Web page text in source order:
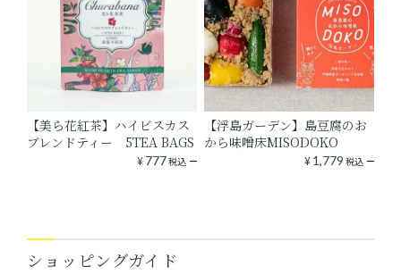
【美ら花紅茶】ハイビスカス
ブレンドティー 5TEA BAGS
¥777税込
【浮島ガーデン】島豆腐のお
から味噌床MISODOKO
¥1,779 税込
ショッピングガイド